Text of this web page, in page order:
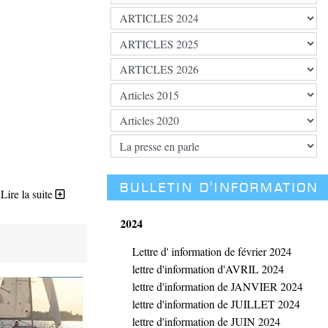
Lire la suite BULLETIN D'INFORMATION
2024
Lettre d' information de février 2024
lettre d'information d'AVRIL 2024
lettre d'information de JANVIER 2024
lettre d'information de JUILLET 2024
lettre d'information de JUIN 2024